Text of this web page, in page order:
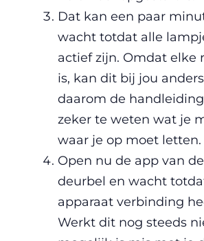
Dat kan een paar
wacht totdat alle
actief zijn. Omdat elke
is, kan dit bij jou
daarom de
zeker te weten wat je
waar je op moet letten.
Open nu de app van
deurbel en wacht
apparaat verbinding
Werkt dit nog steeds